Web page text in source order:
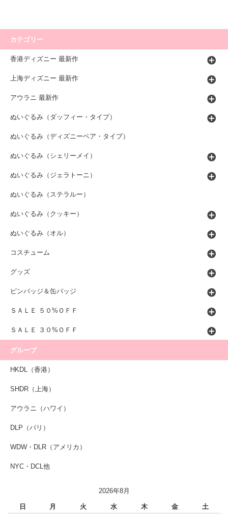
カテゴリー
香港ディズニー 最新作
上海ディズニー 最新作
アウラニ 最新作
ぬいぐるみ（ダッフィー・タイプ）
ぬいぐるみ（ディズニーベア・タイプ）
ぬいぐるみ（シェリーメイ）
ぬいぐるみ（ジェラトーニ）
ぬいぐるみ（ステラルー）
ぬいぐるみ（クッキー）
ぬいぐるみ（オル）
コスチューム
グッズ
ピンバッジ＆缶バッジ
ＳＡＬＥ ５０%ＯＦＦ
ＳＡＬＥ ３０%ＯＦＦ
グループ
HKDL（香港）
SHDR（上海）
アウラニ（ハワイ）
DLP（パリ）
WDW・DLR（アメリカ）
NYC・DCL他
2026年8月
日 月 火 水 木 金
土